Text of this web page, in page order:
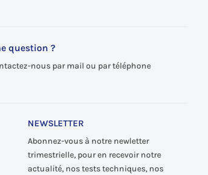
question ?
nous par mail ou par téléphone
NEWSLETTER
Abonnez-vous à notre newletter
trimestrielle, pour en recevoir notre
actualité, nos tests techniques, nos